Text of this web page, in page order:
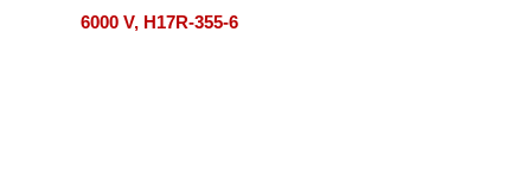
6000 V, H17R-355-6